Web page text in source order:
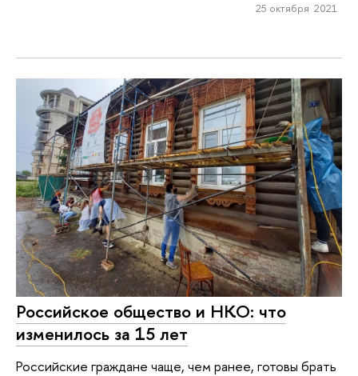
25 октября 2021
Российское общество и НКО: что
изменилось за 15 лет
Российские граждане чаще, чем ранее, готовы брать